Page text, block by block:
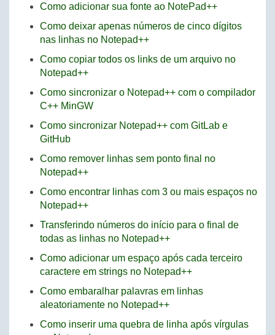
Como adicionar sua fonte ao NotePad++
Como deixar apenas números de cinco dígitos
nas linhas no Notepad++
Como copiar todos os links de um arquivo no
Notepad++
Como sincronizar o Notepad++ com o compilador
C++ MinGW
Como sincronizar Notepad++ com GitLab e
GitHub
Como remover linhas sem ponto final no
Notepad++
Como encontrar linhas com 3 ou mais espaços no
Notepad++
Transferindo números do início para o final de
todas as linhas no Notepad++
Como adicionar um espaço após cada terceiro
caractere em strings no Notepad++
Como embaralhar palavras em linhas
aleatoriamente no Notepad++
Como inserir uma quebra de linha após vírgulas